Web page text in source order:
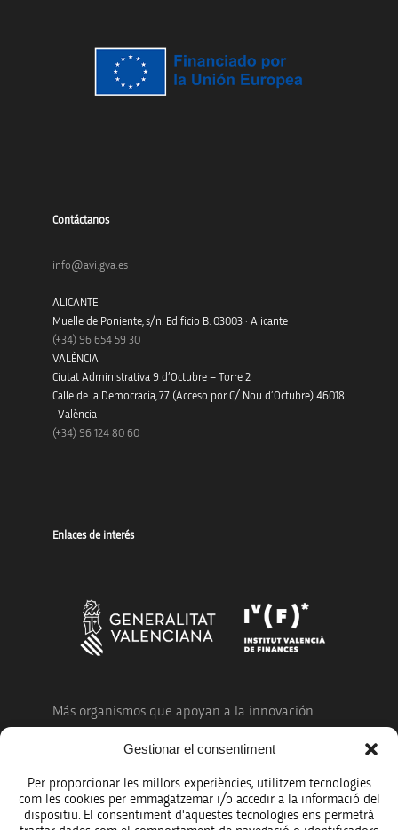
Gestionar el consentiment
Per proporcionar les millors experiències, utilitzem tecnologies
com les cookies per emmagatzemar i/o accedir a la informació del
dispositiu. El consentiment d'aquestes tecnologies ens permetrà
Contáctanos
info@avi.gva.es
ALICANTE
Muelle de Poniente, s/n. Edificio B. 03003 · Alicante
(+34) 96 654 59 30
VALÈNCIA
Ciutat Administrativa 9 d’Octubre – Torre 2
Calle de la Democracia, 77 (Acceso por C/ Nou d’Octubre) 46018
· València
(+34) 96 124 80 60
Enlaces de interés
Más organismos que apoyan a la innovación
Avíso legal